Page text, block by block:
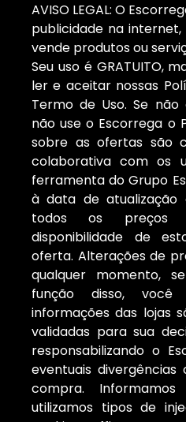
AVISO LEGAL: O
publicidade na
vende produtos ou
Seu uso é GRATUITO,
ler e aceitar nossas
Termo de Uso. Se
não use o Escorrega o
sobre as ofertas são
colaborativa com os
ferramenta do Grupo
à data de
todos os preços
disponibilidade de
oferta. Alterações de
qualquer momento,
função disso,
informações das lojas
validadas para sua
responsabilizando o
eventuais
compra.
utilizamos tipos de